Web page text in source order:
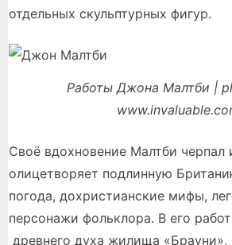
отдельных скульптурных фигур.
Работы Джона Малтби |
Своё вдохновение Малтби черпал
олицетворяет подлинную
погода, дохристианские мифы,
персонажи фольклора. В его
древнего духа жилища «Брауни»,